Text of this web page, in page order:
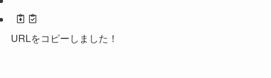
URLをコピーしました！